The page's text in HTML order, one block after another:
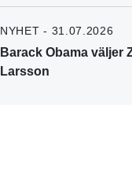
NYHET - 31.07.2026
Barack Obama väljer
Larsson